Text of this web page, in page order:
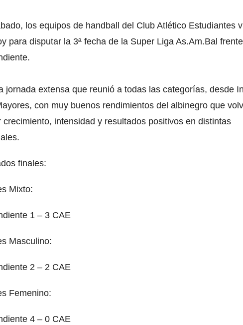
los equipos de handball del Club Atlético Estudiantes
para disputar la 3ª fecha de la Super Liga As.Am.Bal
jornada extensa que reunió a todas las categorías, desde
con muy buenos rendimientos del albinegro que
crecimiento, intensidad y resultados positivos en distintas
finales:
Mixto:
1 – 3 CAE
Masculino:
2 – 2 CAE
Femenino:
4 – 0 CAE